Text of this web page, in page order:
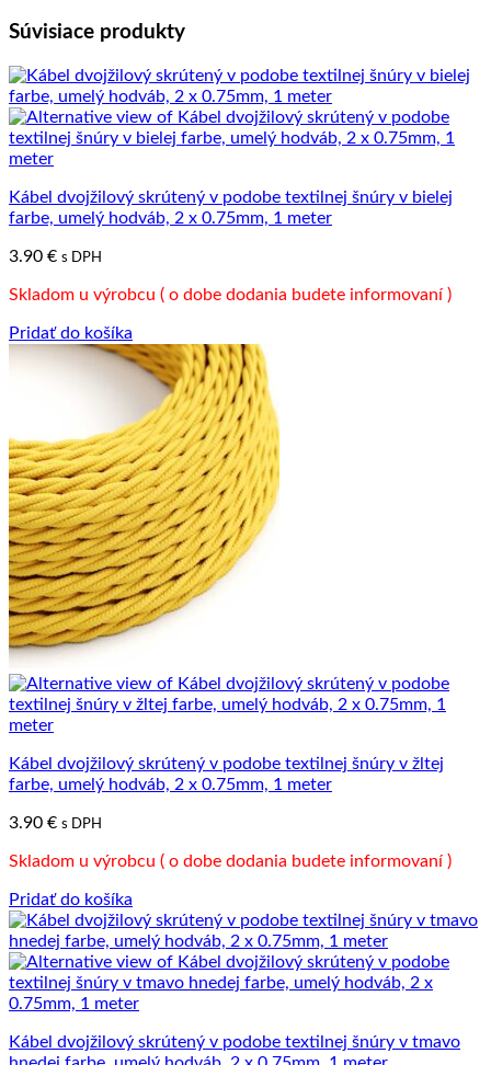
Súvisiace produkty
Kábel dvojžilový skrútený v podobe textilnej šnúry v bielej
farbe, umelý hodváb, 2 x 0.75mm, 1 meter
3.90 € s DPH
Skladom u výrobcu ( o dobe dodania budete informovaní )
Pridať do košíka
Kábel dvojžilový skrútený v podobe textilnej šnúry v žltej
farbe, umelý hodváb, 2 x 0.75mm, 1 meter
3.90 € s DPH
Skladom u výrobcu ( o dobe dodania budete informovaní )
Pridať do košíka
Kábel dvojžilový skrútený v podobe textilnej šnúry v tmavo